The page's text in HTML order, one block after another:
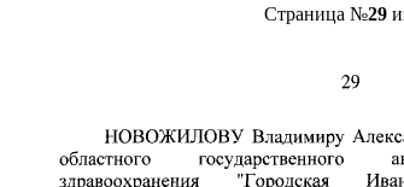
Страница №29